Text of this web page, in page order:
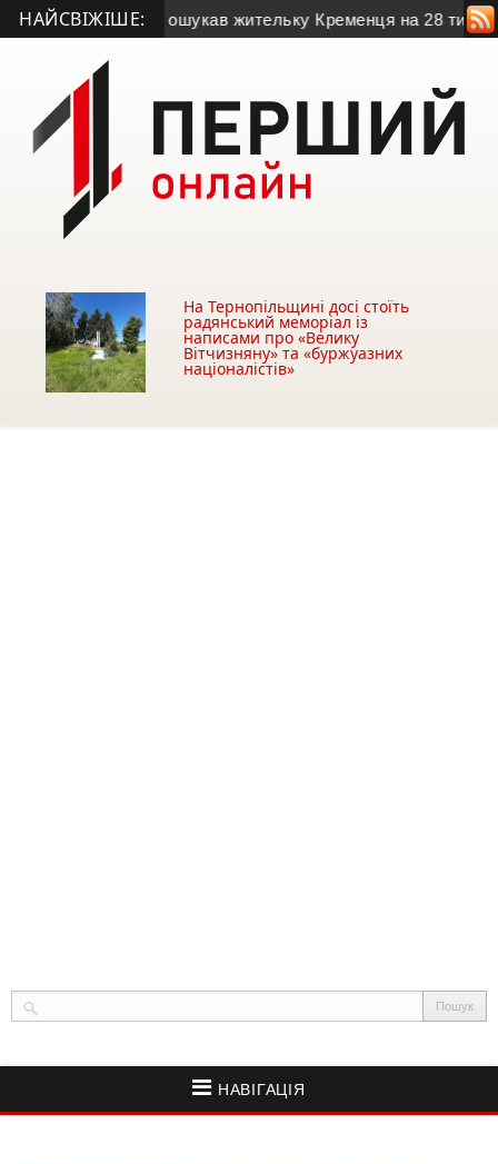
НАЙСВІЖІШЕ:ошукав жительку Кременця на 28 тисяч гривень
На Тернопільщині досі стоїть
радянський меморіал із
написами про «Велику
Вітчизняну» та «буржуазних
націоналістів»
НАВІГАЦІЯ